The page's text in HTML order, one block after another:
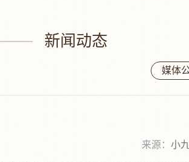
新闻动态
媒体
来源： 小